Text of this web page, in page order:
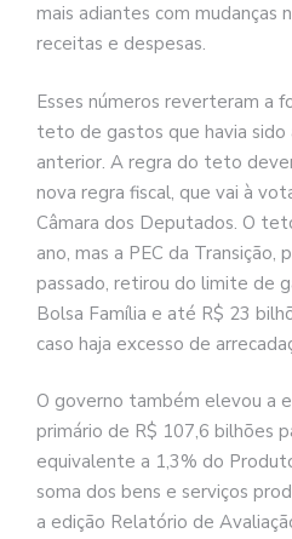
mais adiantes com mudanças
receitas e despesas.
Esses números reverteram a
teto de gastos que havia
anterior. A regra do teto
nova regra fiscal, que vai à
Câmara dos Deputados. O
ano, mas a PEC da Transição,
passado, retirou do limite de
Bolsa Família e até R$ 23
caso haja excesso de
O governo também elevou a
primário de R$ 107,6 bilhões
equivalente a 1,3% do
soma dos bens e serviços
a edição Relatório de